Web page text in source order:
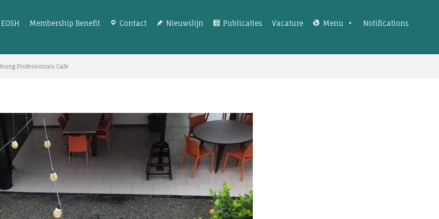
EOSH Membership Benefit Contact Nieuwslijn Publicaties Vacature Menu Notifications
Professionals Cafe